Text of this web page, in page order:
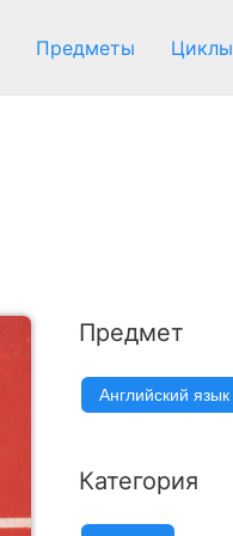
Предметы Циклы
Предмет
Английский язык
Категория